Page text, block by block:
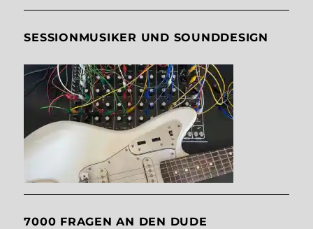
SESSIONMUSIKER UND SOUNDDESIGN
7000 FRAGEN AN DEN DUDE